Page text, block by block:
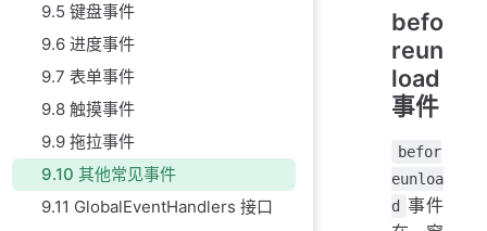
9.5 键盘事件
9.6 进度事件
9.7 表单事件
9.8 触摸事件
9.9 拖拉事件
9.10 其他常见事件
9.11 GlobalEventHandlers 接口
befo
reun
load
事件
befor
eunloa
d 事件